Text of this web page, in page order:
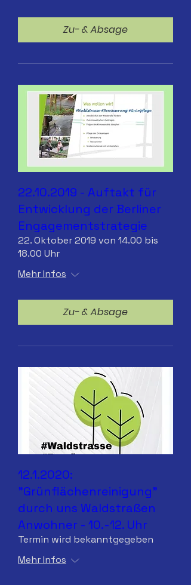
Zu- & Absage
22.10.2019 - Auftakt für
Entwicklung der Berliner
Engagementstrategie
22. Oktober 2019 von 14.00 bis
18.00 Uhr
Mehr Infos
Zu- & Absage
12.1.2020:
"Grünflächenreinigung"
durch uns Waldstraßen
Anwohner - 10.-12. Uhr
Termin wird bekanntgegeben
Mehr Infos